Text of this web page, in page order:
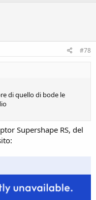
#78
di quello di bode le
Supershape RS, del